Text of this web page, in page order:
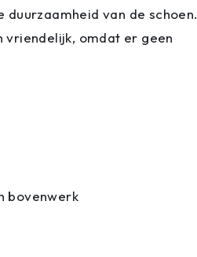
van de schoen.
vriendelijk, omdat er geen
bovenwerk